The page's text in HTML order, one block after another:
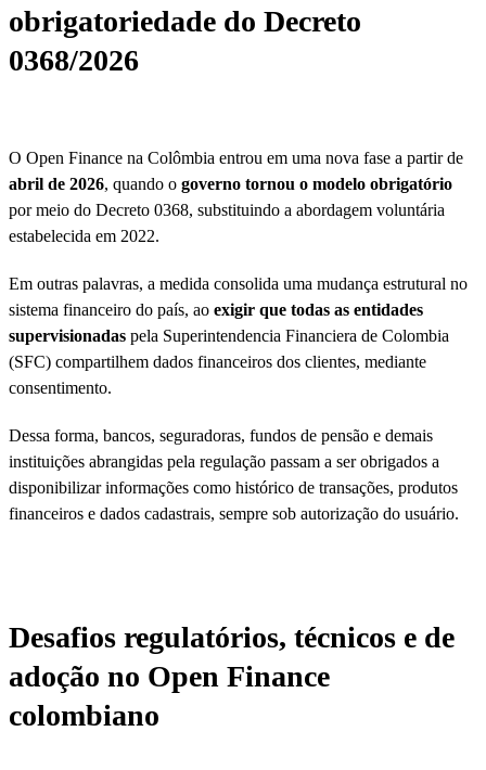
obrigatoriedade do Decreto
0368/2026
O Open Finance na Colômbia entrou em uma nova fase a partir de
abril de 2026, quando o governo tornou o modelo obrigatório
por meio do Decreto 0368, substituindo a abordagem voluntária
estabelecida em 2022.
Em outras palavras, a medida consolida uma mudança estrutural no
sistema financeiro do país, ao exigir que todas as entidades
supervisionadas pela Superintendencia Financiera de Colombia
(SFC) compartilhem dados financeiros dos clientes, mediante
consentimento.
Dessa forma, bancos, seguradoras, fundos de pensão e demais
instituições abrangidas pela regulação passam a ser obrigados a
disponibilizar informações como histórico de transações, produtos
financeiros e dados cadastrais, sempre sob autorização do usuário.
Desafios regulatórios, técnicos e de
adoção no Open Finance
colombiano